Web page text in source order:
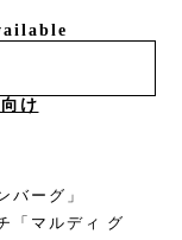
け
バーグ」
「マルディ グ